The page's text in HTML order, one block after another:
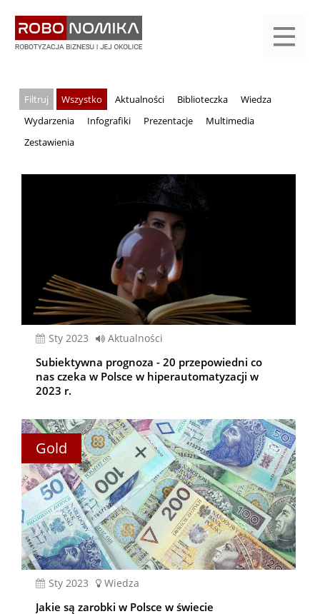
treści
yasne
main
menu
Wszystko
Aktualności Biblioteczka
Wiedza
Wydarzenia
Infografiki Prezentacje
Multimedia
Zestawienia
sty 2023 Aktualności
Subiektywna prognoza - 20 przepowiedni co
nas czeka w Polsce w hiperautomatyzacji w
2023 r.
Gold
sty 2023 Wiedza
Jakie są zarobki w Polsce w świecie